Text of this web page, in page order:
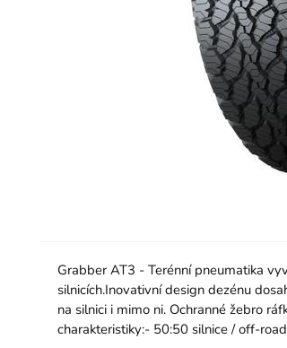
Grabber AT3 - Terénní pneumatika
silnicích.Inovativní design dezénu
na silnici i mimo ni. Ochranné žebro
charakteristiky:- 50:50 silnice / off-